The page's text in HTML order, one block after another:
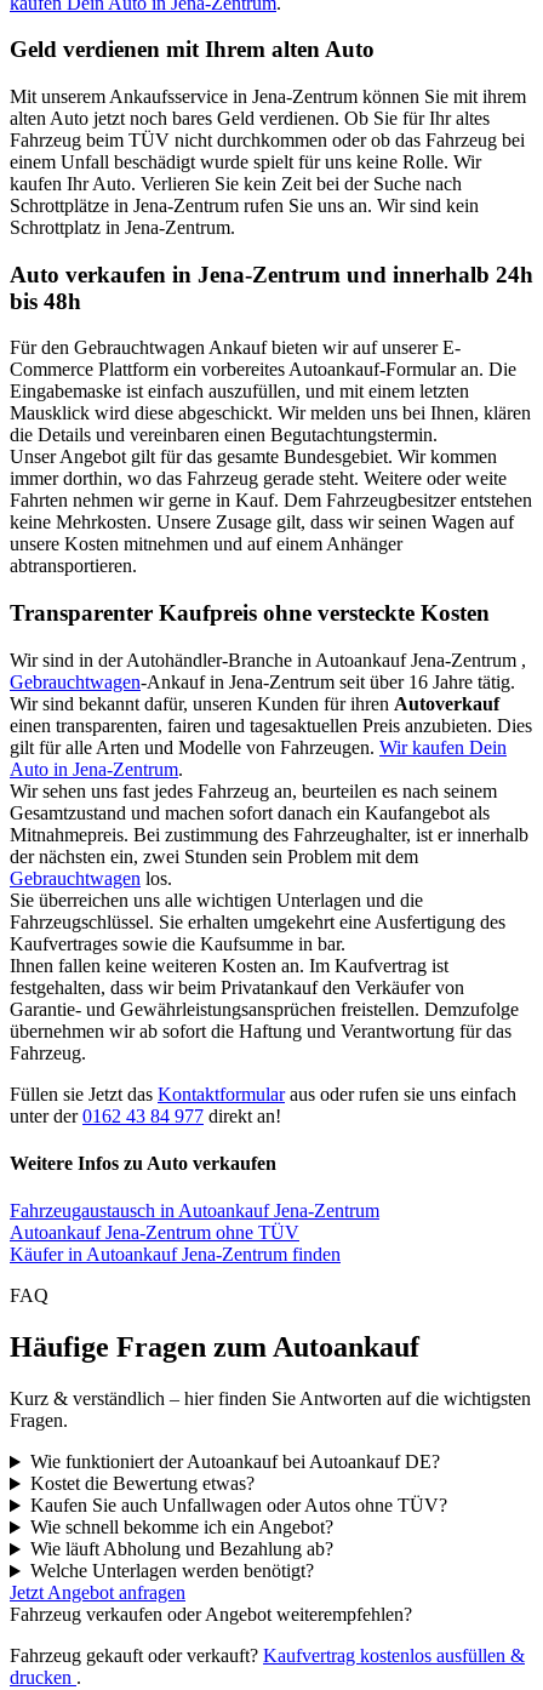
Geld verdienen mit Ihrem alten Auto
Mit unserem Ankaufsservice in Jena-Zentrum können Sie mit ihrem
alten Auto jetzt noch bares Geld verdienen. Ob Sie für Ihr altes
Fahrzeug beim TÜV nicht durchkommen oder ob das Fahrzeug bei
einem Unfall beschädigt wurde spielt für uns keine Rolle. Wir
kaufen Ihr Auto. Verlieren Sie kein Zeit bei der Suche nach
Schrottplätze in Jena-Zentrum rufen Sie uns an. Wir sind kein
Schrottplatz in Jena-Zentrum.
Auto verkaufen in Jena-Zentrum und innerhalb 24h
bis 48h
Für den Gebrauchtwagen Ankauf bieten wir auf unserer E-
Commerce Plattform ein vorbereites Autoankauf-Formular an. Die
Eingabemaske ist einfach auszufüllen, und mit einem letzten
Mausklick wird diese abgeschickt. Wir melden uns bei Ihnen, klären
die Details und vereinbaren einen Begutachtungstermin.
Unser Angebot gilt für das gesamte Bundesgebiet. Wir kommen
immer dorthin, wo das Fahrzeug gerade steht. Weitere oder weite
Fahrten nehmen wir gerne in Kauf. Dem Fahrzeugbesitzer entstehen
keine Mehrkosten. Unsere Zusage gilt, dass wir seinen Wagen auf
unsere Kosten mitnehmen und auf einem Anhänger
abtransportieren.
Transparenter Kaufpreis ohne versteckte Kosten
Wir sind in der Autohändler-Branche in Autoankauf Jena-Zentrum ,
Gebrauchtwagen-Ankauf in Jena-Zentrum seit über 16 Jahre tätig.
Wir sind bekannt dafür, unseren Kunden für ihren Autoverkauf
einen transparenten, fairen und tagesaktuellen Preis anzubieten. Dies
gilt für alle Arten und Modelle von Fahrzeugen. Wir kaufen Dein
Auto in Jena-Zentrum.
Wir sehen uns fast jedes Fahrzeug an, beurteilen es nach seinem
Gesamtzustand und machen sofort danach ein Kaufangebot als
Mitnahmepreis. Bei zustimmung des Fahrzeughalter, ist er innerhalb
der nächsten ein, zwei Stunden sein Problem mit dem
Gebrauchtwagen los.
Sie überreichen uns alle wichtigen Unterlagen und die
Fahrzeugschlüssel. Sie erhalten umgekehrt eine Ausfertigung des
Kaufvertrages sowie die Kaufsumme in bar.
Ihnen fallen keine weiteren Kosten an. Im Kaufvertrag ist
festgehalten, dass wir beim Privatankauf den Verkäufer von
Garantie- und Gewährleistungsansprüchen freistellen. Demzufolge
übernehmen wir ab sofort die Haftung und Verantwortung für das
Fahrzeug.
Füllen sie Jetzt das Kontaktformularaus oder rufen sie uns einfach
unter der0162 43 84 977 direkt an!
Weitere Infos zu Auto verkaufen
Fahrzeugaustausch in Autoankauf Jena-Zentrum
Autoankauf Jena-Zentrum ohne TÜV
Käufer in Autoankauf Jena-Zentrum finden
FAQ
Häufige Fragen zum Autoankauf
Kurz & verständlich – hier finden Sie Antworten auf die wichtigsten
Fragen.
Wie funktioniert der Autoankauf bei Autoankauf DE?
Kostet die Bewertung etwas?
Kaufen Sie auch Unfallwagen oder Autos ohne TÜV?
Wie schnell bekomme ich ein Angebot?
Wie läuft Abholung und Bezahlung ab?
Welche Unterlagen werden benötigt?
Jetzt Angebot anfragen
Fahrzeug verkaufen oder Angebot weiterempfehlen?
Fahrzeug gekauft oder verkauft? Kaufvertrag kostenlos ausfüllen &
drucken .